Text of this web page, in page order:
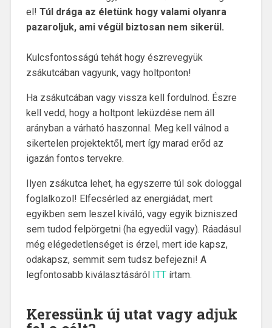
el! Túl drága az életünk hogy valami olyanra
pazaroljuk, ami végül biztosan nem sikerül.
Kulcsfontosságú tehát hogy észrevegyük
zsákutcában vagyunk, vagy holtponton!
Ha zsákutcában vagy vissza kell fordulnod. Észre
kell vedd, hogy a holtpont leküzdése nem áll
arányban a várható haszonnal. Meg kell válnod a
sikertelen projektektől, mert így marad erőd az
igazán fontos tervekre.
Ilyen zsákutca lehet, ha egyszerre túl sok dologgal
foglalkozol! Elfecsérled az energiádat, mert
egyikben sem leszel kiváló, vagy egyik bizniszed
sem tudod felpörgetni (ha egyedül vagy). Ráadásul
még elégedetlenséget is érzel, mert ide kapsz,
odakapsz, semmit sem tudsz befejezni! A
legfontosabb kiválasztásáról
ITTírtam.
Keressünk új utat vagy adjuk